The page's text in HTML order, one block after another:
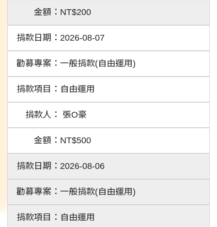
NT$200
2026-08-07
一般捐款(自由運用)
自由運用
張O豪
NT$500
2026-08-06
一般捐款(自由運用)
自由運用